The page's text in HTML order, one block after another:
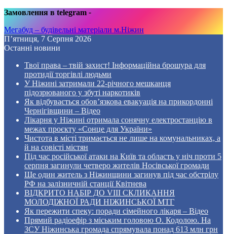
Замовлення в telegram -
Мегабуд – будівельні матеріали м.Ніжин
П’ятниця, 7 Серпня 2026
Останні новини
Твої права – твій захист! Інформаційна брошура для
протидії торгівлі людьми
У Ніжині затримали 22-річного мешканця
підозрюваного у збуті наркотиків
Як відбувається обов’язкова евакуація на прикордонні
Чернігівщини – Відео
Лікарня у Ніжині отримала сонячну електростанцію в
межах проєкту «Сонце для України»
Чистота в місті тримається не лише на комунальниках, а
й на совісті містян
Під час російської атаки на Київ та область у ніч проти 5
серпня загинули четверо жителів Носівської громади
Ще один житель з Ніжинщини загинув під час обстрілу
РФ на залізничній станції Квітнева
ВІДКРИТО НАБІР ДО VIII СКЛИКАННЯ
МОЛОДІЖНОЇ РАДИ НІЖИНСЬКОЇ МТГ
Як пережити спеку: поради сімейного лікаря – Відео
Прямий радіоефір з міським головою О. Кодолою. На
ЗСУ Ніжинська громада спрямувала понад 613 млн грн